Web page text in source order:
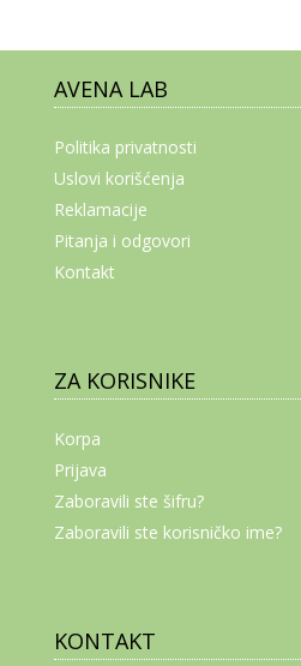
AVENA LAB
Politika privatnosti
Uslovi korišćenja
Reklamacije
Pitanja i odgovori
Kontakt
ZA KORISNIKE
Korpa
Prijava
Zaboravili ste šifru?
Zaboravili ste korisničko ime?
KONTAKT